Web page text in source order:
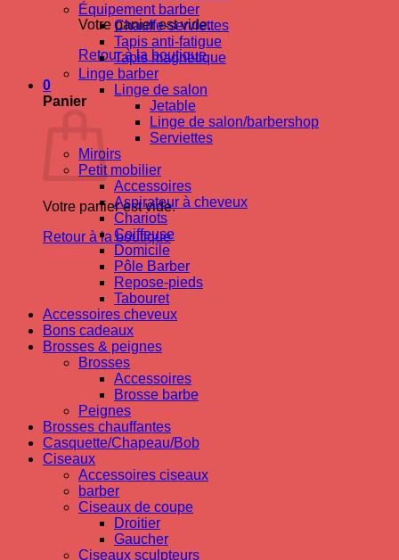
Votre panier est vide.
Retour à la boutique
0
Panier
Votre panier est vide.
Retour à la boutique
Équipement barber
Chauffe-serviettes
Tapis anti-fatigue
Tapis magnetique
Linge barber
Linge de salon
Jetable
Linge de salon/barbershop
Serviettes
Miroirs
Petit mobilier
Accessoires
Aspirateur à cheveux
Chariots
Coiffeuse
Domicile
Pôle Barber
Repose-pieds
Tabouret
Accessoires cheveux
Bons cadeaux
Brosses & peignes
Brosses
Accessoires
Brosse barbe
Peignes
Brosses chauffantes
Casquette/Chapeau/Bob
Ciseaux
Accessoires ciseaux
barber
Ciseaux de coupe
Droitier
Gaucher
Ciseaux sculpteurs